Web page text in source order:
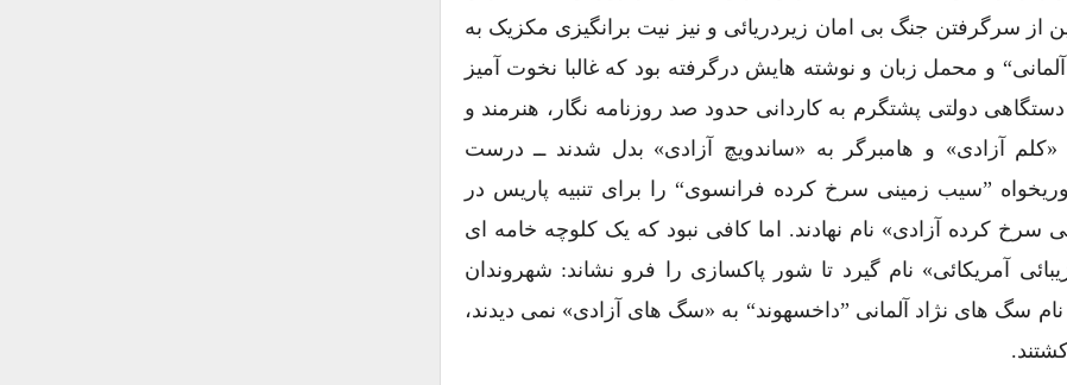
برلین از سرگرفتن جنگ بی امان زیردریائی و نیز نیت برانگیزی مکزیک به
و محمل زبان و نوشته هایش درگرفته بود که غالبا نخوت آمیز
دولتی پشتگرم به کاردانی حدود صد روزنامه نگار، هنرمند و
آزادی» و هامبرگر به «ساندویچ آزادی» بدل شدند ــ درست
”سیب زمینی سرخ کرده فرانسوی“ را برای تنبیه پاریس در
کرده آزادی» نام نهادند. اما کافی نبود که یک کلوچه خامه ای
آمریکائی» نام گیرد تا شور پاکسازی را فرو نشاند: شهروندان
سگ های نژاد آلمانی ”داخسهوند“ به «سگ های آزادی» نمی دیدند،